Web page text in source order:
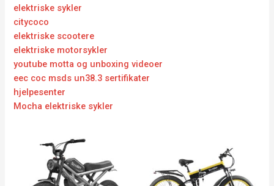
elektriske sykler
citycoco
elektriske scootere
elektriske motorsykler
youtube motta og unboxing videoer
eec coc msds un38.3 sertifikater
hjelpesenter
Mocha elektriske sykler